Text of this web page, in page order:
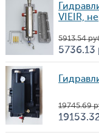
VIEIR,
Цена
5 913.54
5 736.13
19 745.69
19